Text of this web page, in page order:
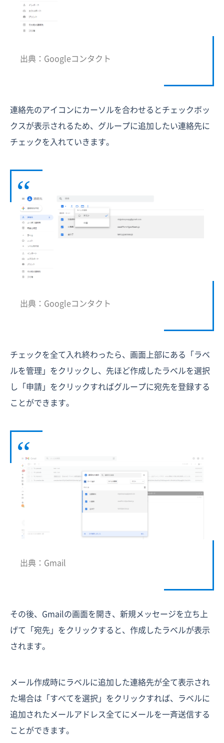
出典：Googleコンタクト
連絡先のアイコンにカーソルを合わせるとチェックボッ
クスが表示されるため、グループに追加したい連絡先に
チェックを入れていきます。
出典：Googleコンタクト
チェックを全て入れ終わったら、画面上部にある「ラベ
ルを管理」をクリックし、先ほど作成したラベルを選択
し「申請」をクリックすればグループに宛先を登録する
ことができます。
出典：Gmail
その後、Gmailの画面を開き、新規メッセージを立ち上
げて「宛先」をクリックすると、作成したラベルが表示
されます。
メール作成時にラベルに追加した連絡先が全て表示され
た場合は「すべてを選択」をクリックすれば、ラベルに
追加されたメールアドレス全てにメールを一斉送信する
ことができます。